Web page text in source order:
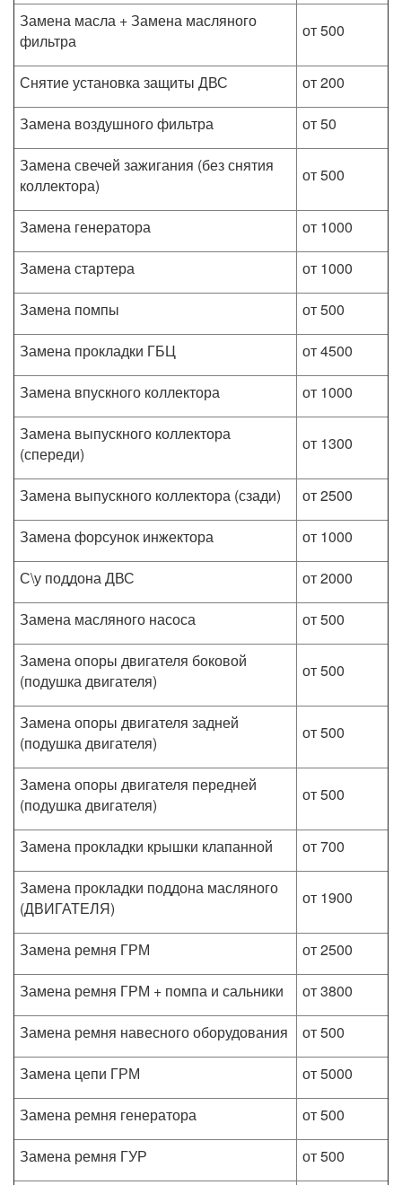
Замена масла + Замена масляного
фильтра
от 500
Снятие установка защиты ДВС
от 200
Замена воздушного фильтра
от 50
Замена свечей зажигания (без снятия
коллектора)
от 500
Замена генератора
от 1000
Замена стартера
от 1000
Замена помпы
от 500
Замена прокладки ГБЦ
от 4500
Замена впускного коллектора
от 1000
Замена выпускного коллектора
(спереди)
от 1300
Замена выпускного коллектора (сзади)
от 2500
Замена форсунок инжектора
от 1000
С\у поддона ДВС
от 2000
Замена масляного насоса
от 500
Замена опоры двигателя боковой
(подушка двигателя)
от 500
Замена опоры двигателя задней
(подушка двигателя)
от 500
Замена опоры двигателя передней
(подушка двигателя)
от 500
Замена прокладки крышки клапанной
от 700
Замена прокладки поддона масляного
(ДВИГАТЕЛЯ)
от 1900
Замена ремня ГРМ
от 2500
Замена ремня ГРМ + помпа и сальники
от 3800
Замена ремня навесного оборудования
от 500
Замена цепи ГРМ
от 5000
Замена ремня генератора
от 500
Замена ремня ГУР
от 500